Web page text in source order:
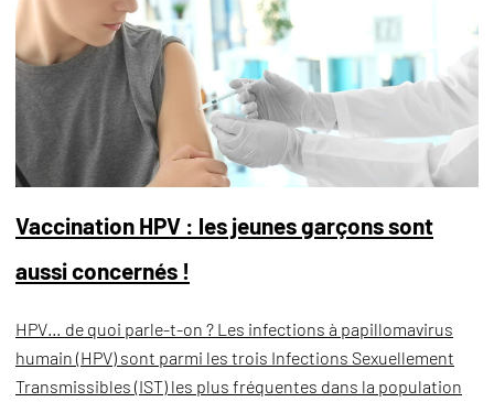
Vaccination HPV : les jeunes garçons sont
aussi concernés !
HPV… de quoi parle-t-on ? Les infections à papillomavirus
humain (HPV) sont parmi les trois Infections Sexuellement
Transmissibles (IST) les plus fréquentes dans la population